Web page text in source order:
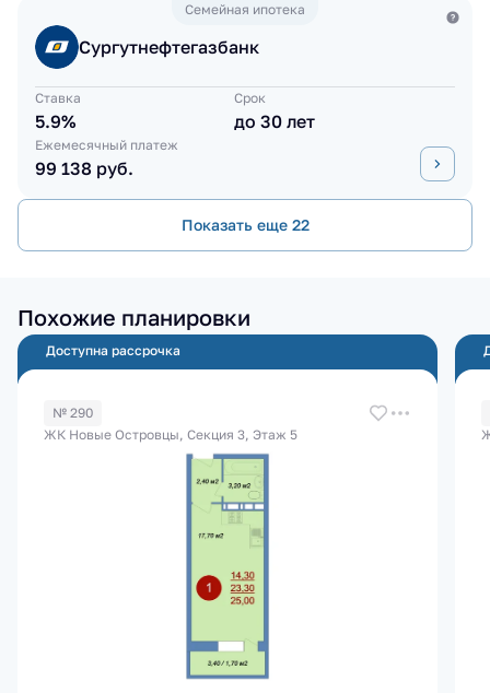
Семейная ипотека
Сургутнефтегазбанк
Ставка
5.9%
Срок
до 30 лет
Ежемесячный платеж
99 138 руб.
Показать еще 22
Похожие планировки
Доступна рассрочка
№ 290
ЖК Новые Островцы, Секция 3, Этаж 5